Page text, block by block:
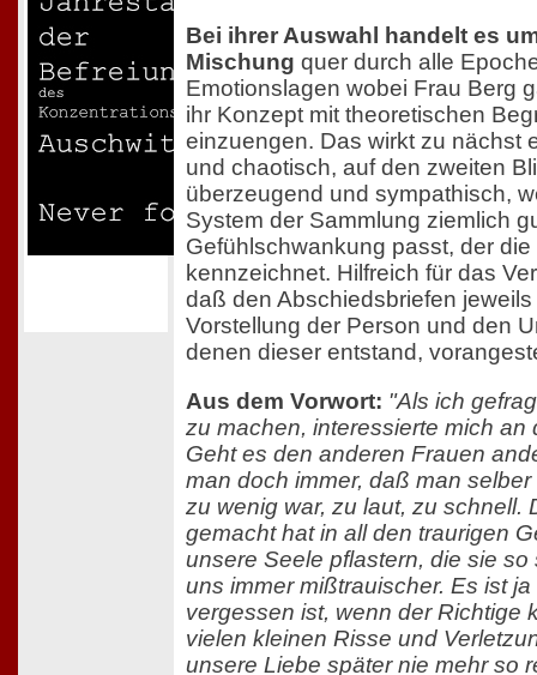
Bei ihrer Auswahl handelt es
Mischung quer durch alle
Emotionslagen wobei Frau Berg
ihr Konzept mit theoretischen
einzuengen. Das wirkt zu nächst
und chaotisch, auf den zweiten
überzeugend und sympathisch,
System der Sammlung ziemlich
Gefühlschwankung passt, der
kennzeichnet. Hilfreich für das
daß den Abschiedsbriefen
Vorstellung der Person und den
denen dieser entstand,
Aus dem Vorwort: "Als ich
zu machen, interessierte mich an
Geht es den anderen Frauen
man doch immer, daß man
zu wenig war, zu laut, zu schnell.
gemacht hat in all den traurigen
unsere Seele pflastern, die sie
uns immer mißtrauischer. Es ist
vergessen ist, wenn der Richtige
vielen kleinen Risse und
unsere Liebe später nie mehr so